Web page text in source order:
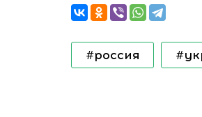
#россия